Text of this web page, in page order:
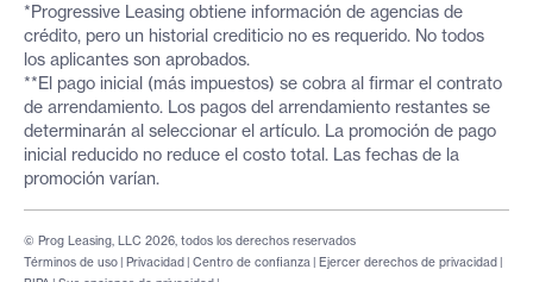
*Progressive Leasing obtiene información de agencias de
crédito, pero un historial crediticio no es requerido. No todos
los aplicantes son aprobados.
**El pago inicial (más impuestos) se cobra al firmar el contrato
de arrendamiento. Los pagos del arrendamiento restantes se
determinarán al seleccionar el artículo. La promoción de pago
inicial reducido no reduce el costo total. Las fechas de la
promoción varían.
Términos de uso | Privacidad | Centro de confianza | Ejercer derechos de privacidad |
© Prog Leasing, LLC 2026, todos los derechos reservados